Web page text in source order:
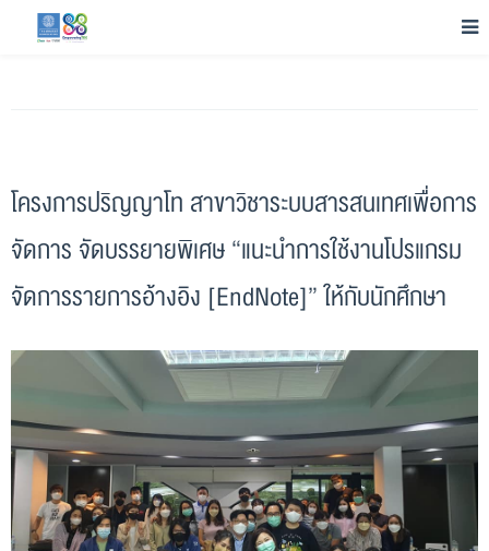
โครงการปริญญาโท สาขาวิชาระบบสารสนเทศเพื่อการ
จัดการ จัดบรรยายพิเศษ “แนะนำการใช้งานโปรแกรม
จัดการรายการอ้างอิง [EndNote]” ให้กับนักศึกษา